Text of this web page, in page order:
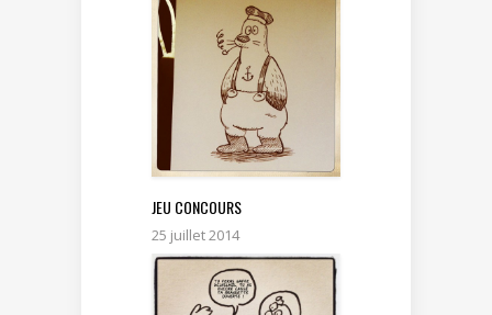
JEU CONCOURS
25 juillet 2014